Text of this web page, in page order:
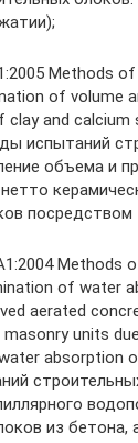
Methods
of volume
clay and
испытаний
объема и
посредством
of water
aerated
units
absorption
из бетона,